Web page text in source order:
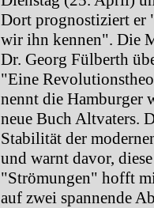
Dort prognostiziert er
wir ihn kennen". Die
Dr. Georg Fülberth
"Eine
nennt die Hamburger
neue Buch Altvaters.
Stabilität der
und warnt davor,
"Strömungen" hofft
auf zwei spannende